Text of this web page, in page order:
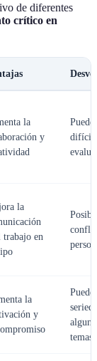
de diferentes
crítico en
la
y
Puede
difícil
la
trabajo en
la
y
Puede
temas